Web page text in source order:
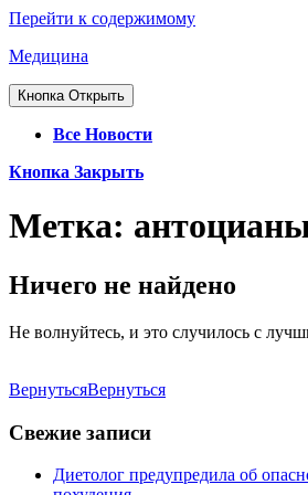
Перейти к содержимому
Медицина
Кнопка Открыть
Все Новости
Кнопка Закрыть
Метка:
Ничего не найдено
Не волнуйтесь, и это случилось с
ВернутьсяВернуться
Свежие записи
Диетолог предупредила об